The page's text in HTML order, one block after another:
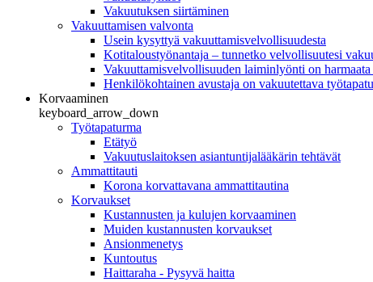
Vakuutuksen siirtäminen
Vakuuttamisen valvonta
Usein kysyttyä vakuuttamisvelvollisuudesta
Kotitaloustyönantaja – tunnetko velvollisuutesi
Vakuuttamisvelvollisuuden laiminlyönti on harmaata
Henkilökohtainen avustaja on vakuutettava
Korvaaminen
keyboard_arrow_down
Työtapaturma
Etätyö
Vakuutuslaitoksen asiantuntijalääkärin tehtävät
Ammattitauti
Korona korvattavana ammattitautina
Korvaukset
Kustannusten ja kulujen korvaaminen
Muiden kustannusten korvaukset
Ansionmenetys
Kuntoutus
Haittaraha - Pysyvä haitta